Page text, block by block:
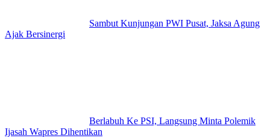
Sambut Kunjungan PWI Pusat, Jaksa Agung
Ajak Bersinergi
Berlabuh Ke PSI, Langsung Minta Polemik
Ijasah Wapres Dihentikan